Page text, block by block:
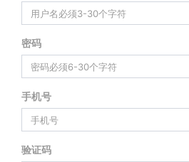
密码
手机号
验证码